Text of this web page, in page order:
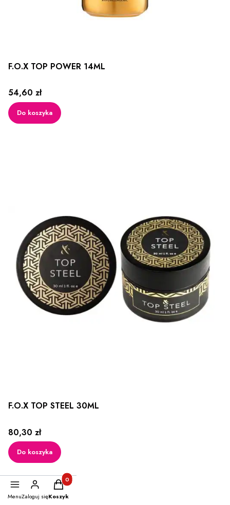
F.O.X TOP POWER 14ML
Cena
54,60 zł
Do koszyka
F.O.X TOP STEEL 30ML
Cena
80,30 zł
Do koszyka
MenuZaloguj się
Produkty w koszyku: 0. Zobacz szczegóły
Koszyk